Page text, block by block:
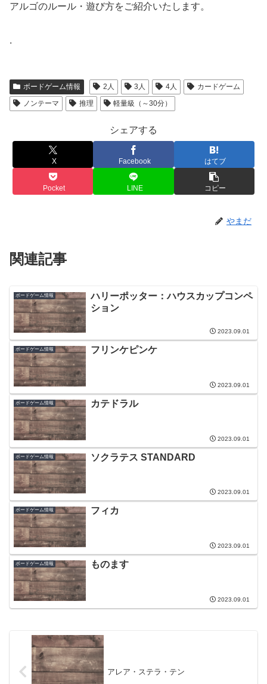
アルゴのルール・遊び方をご紹介いたします。
.
ボードゲーム情報 2人 3人 4人
カードゲーム
ノンテーマ
推理 軽量級（～30分）
シェアする
X Facebook はてブ
Pocket LINE コピー
やまだ
関連記事
ボードゲーム情報
ハリーポッター：ハウスカップコンペ
ション
2023.09.01
ボードゲーム情報 フリンケピンケ
2023.09.01
ボードゲーム情報 カテドラル
2023.09.01
ボードゲーム情報 ソクラテス STANDARD
2023.09.01
ボードゲーム情報 フィカ
2023.09.01
ボードゲーム情報 ものます
2023.09.01
アレア・ステラ・テン